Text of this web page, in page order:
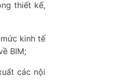
thiết kế,
kinh tế
BIM;
các nội